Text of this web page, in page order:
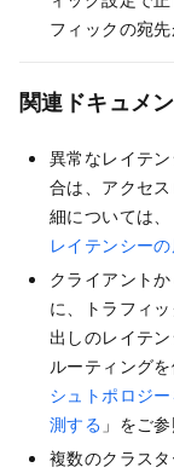
フィックの宛
関連ドキュメ
異常なレイテ
合は、アクセ
細については
レイテンシー
クライアント
に、トラフィ
出しのレイテ
ルーティング
シュトポロジ
測する 」をご
複数のクラス